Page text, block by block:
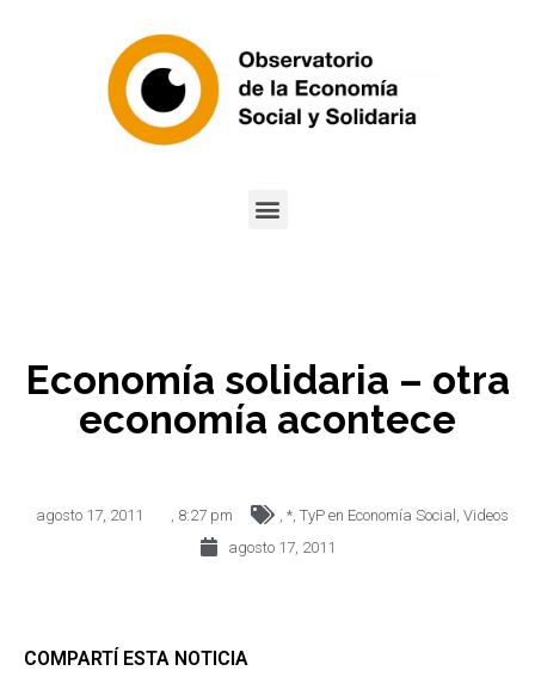
Economía solidaria – otra
economía acontece
agosto 17, 2011 8:27 pm * TyP en Economía Social
Videos
agosto 17, 2011
COMPARTÍ ESTA NOTICIA